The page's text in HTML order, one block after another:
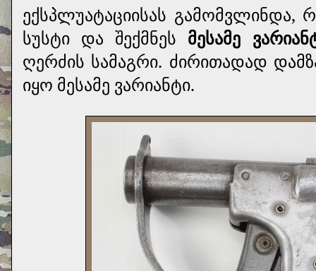
ექსპლუატაციისას გამომვლინდა,
სუსტი და შექმნეს მესამე
ღერძის სამაგრი. ძირითადად
იყო მესამე ვარიანტი.